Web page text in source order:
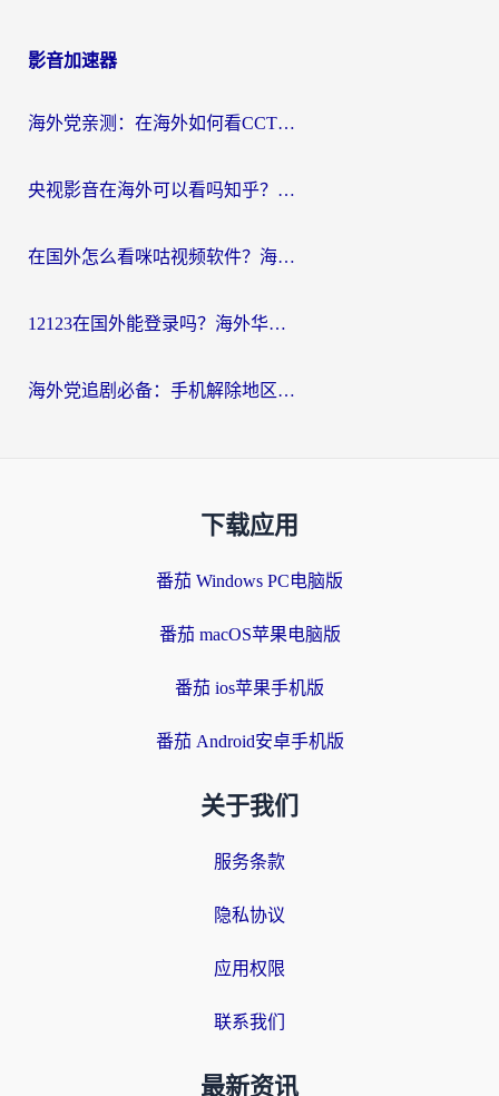
影音加速器
海外党亲测：在海外如何看CCTV？告别“仅限大陆播放”的实用指南
央视影音在海外可以看吗知乎？留学生亲测：3步解决地域限制+追剧自由
在国外怎么看咪咕视频软件？海外党亲测有效的回国加速方案
12123在国外能登录吗？海外华人必看的回国加速实用指南
海外党追剧必备：手机解除地区限制app怎么选？解决央视视频&国内剧地区限制全指南
下载应用
番茄 Windows PC电脑版
番茄 macOS苹果电脑版
番茄 ios苹果手机版
番茄 Android安卓手机版
关于我们
服务条款
隐私协议
应用权限
联系我们
最新资讯